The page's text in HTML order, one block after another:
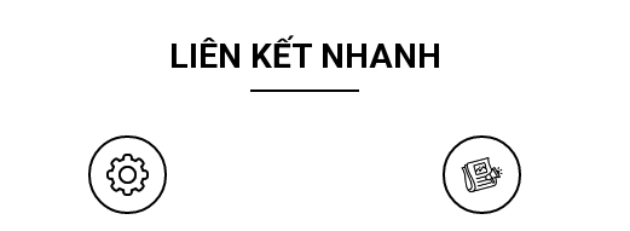
LIÊN KẾT NHANH